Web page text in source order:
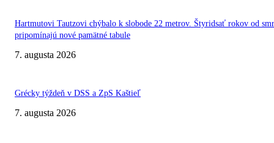
Hartmutovi Tautzovi chýbalo k slobode 22 metrov. Štyridsať rokov od
pripomínajú nové pamätné tabule
7. augusta 2026
Grécky týždeň v DSS a ZpS Kaštieľ
7. augusta 2026